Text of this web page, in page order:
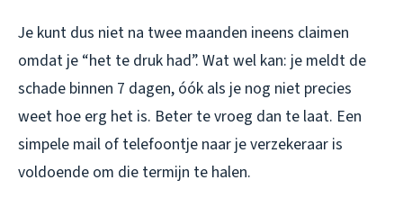
Je kunt dus niet na twee maanden ineens claimen
omdat je “het te druk had”. Wat wel kan: je meldt de
schade binnen 7 dagen, óók als je nog niet precies
weet hoe erg het is. Beter te vroeg dan te laat. Een
simpele mail of telefoontje naar je verzekeraar is
voldoende om die termijn te halen.